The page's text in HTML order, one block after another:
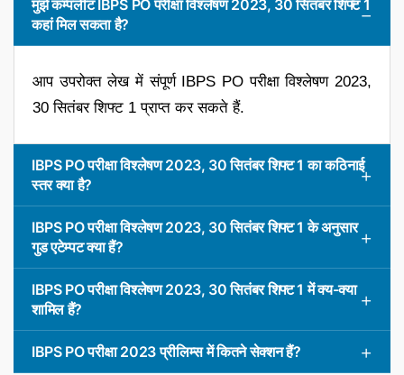
मुझे कम्पलीट IBPS PO परीक्षा विश्लेषण 2023, 30 सितंबर शिफ्ट 1
कहां मिल सकता है?
आप उपरोक्त लेख में संपूर्ण IBPS PO परीक्षा विश्लेषण 2023,
30 सितंबर शिफ्ट 1 प्राप्त कर सकते हैं.
IBPS PO परीक्षा विश्लेषण 2023, 30 सितंबर शिफ्ट 1 का कठिनाई
स्तर क्या है?
IBPS PO परीक्षा विश्लेषण 2023, 30 सितंबर शिफ्ट 1 के अनुसार
गुड एटेम्पट क्या हैं?
IBPS PO परीक्षा विश्लेषण 2023, 30 सितंबर शिफ्ट 1 में क्य-क्या
शामिल हैं?
IBPS PO परीक्षा 2023 प्रीलिम्स में कितने सेक्शन हैं?